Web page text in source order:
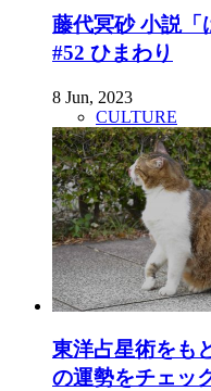
藤代冥砂 小説
#52 ひまわり
8 Jun, 2023
CULTURE
東洋占星術をも
の運勢をチェッ